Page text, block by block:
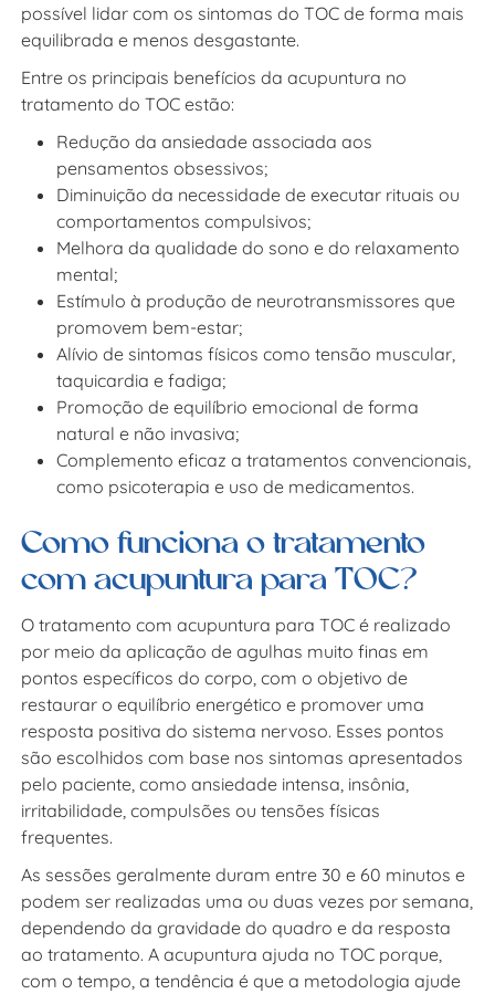
possível lidar com os sintomas do TOC de forma mais
equilibrada e menos desgastante.
Entre os principais benefícios da acupuntura no
tratamento do TOC estão:
Redução da ansiedade associada aos
pensamentos obsessivos;
Diminuição da necessidade de executar rituais ou
comportamentos compulsivos;
Melhora da qualidade do sono e do relaxamento
mental;
Estímulo à produção de neurotransmissores que
promovem bem-estar;
Alívio de sintomas físicos como tensão muscular,
taquicardia e fadiga;
Promoção de equilíbrio emocional de forma
natural e não invasiva;
Complemento eficaz a tratamentos convencionais,
como psicoterapia e uso de medicamentos.
Como funciona o tratamento
com acupuntura para TOC?
O tratamento com acupuntura para TOC é realizado
por meio da aplicação de agulhas muito finas em
pontos específicos do corpo, com o objetivo de
restaurar o equilíbrio energético e promover uma
resposta positiva do sistema nervoso. Esses pontos
são escolhidos com base nos sintomas apresentados
pelo paciente, como ansiedade intensa, insônia,
irritabilidade, compulsões ou tensões físicas
frequentes.
As sessões geralmente duram entre 30 e 60 minutos e
podem ser realizadas uma ou duas vezes por semana,
dependendo da gravidade do quadro e da resposta
ao tratamento. Aacupuntura ajuda no TOC porque,
com o tempo, a tendência é que a metodologia ajude